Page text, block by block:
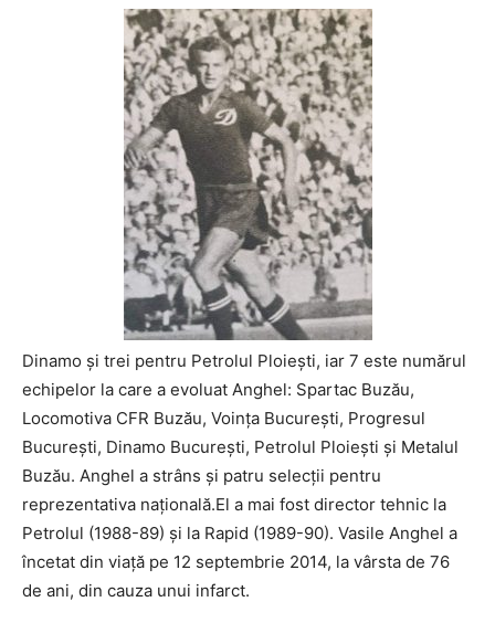
Dinamo şi trei pentru Petrolul Ploieşti, iar 7 este numărul
echipelor la care a evoluat Anghel: Spartac Buzău,
Locomotiva CFR Buzău, Voinţa Bucureşti, Progresul
Bucureşti, Dinamo Bucureşti, Petrolul Ploieşti şi Metalul
Buzău. Anghel a strâns şi patru selecţii pentru
reprezentativa naţională.El a mai fost director tehnic la
Petrolul (1988-89) şi la Rapid (1989-90). Vasile Anghel a
încetat din viață pe 12 septembrie 2014, la vârsta de 76
de ani, din cauza unui infarct.